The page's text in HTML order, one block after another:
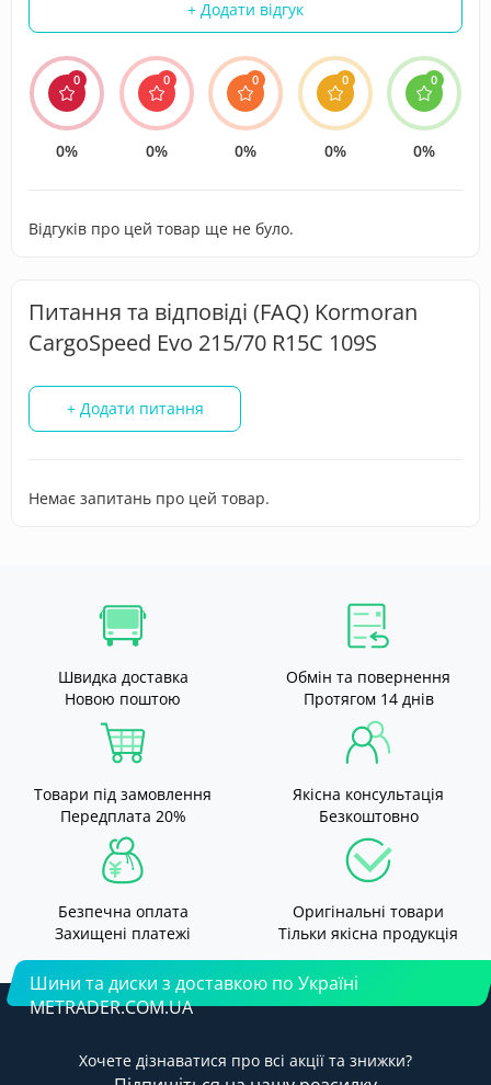
+ Додати відгук
0
0%
0
0%
0
0%
0
0%
0
0%
Відгуків про цей товар ще не було.
Питання та відповіді (FAQ) Kormoran
CargoSpeed Evo 215/70 R15C 109S
+ Додати питання
Немає запитань про цей товар.
Швидка доставка
Новою поштою
Обмін та повернення
Протягом 14 днів
Товари під замовлення
Передплата 20%
Якісна консультація
Безкоштовно
Безпечна оплата
Захищені платежі
Оригінальні товари
Тільки якісна продукція
Шини та диски з доставкою по Україні
METRADER.COM.UA
Хочете дізнаватися про всі акції та знижки?